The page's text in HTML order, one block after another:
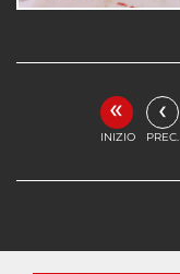
«
INIZIO
‹
PREC.